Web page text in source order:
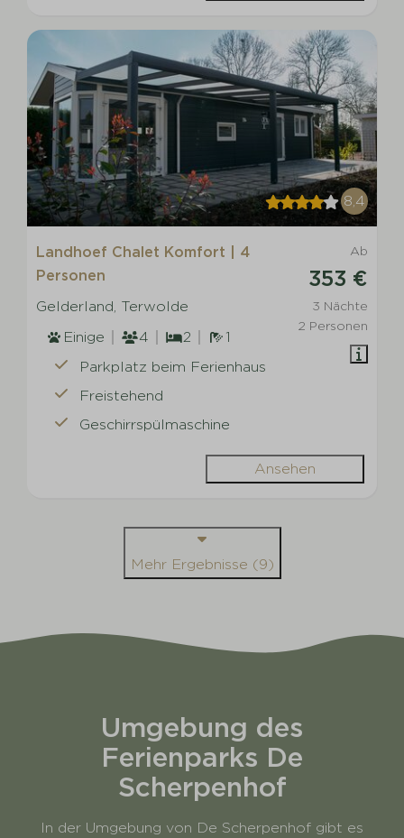
8,4
Ab
353 €
3 Nächte
2 Personen
Landhoef Chalet Komfort | 4
Personen
Gelderland, Terwolde
Einige
4 2
1
Parkplatz beim Ferienhaus
Freistehend
Geschirrspülmaschine
Ansehen
Mehr Ergebnisse (9)
Umgebung des
Ferienparks De
Scherpenhof
In der Umgebung von De Scherpenhof gibt es